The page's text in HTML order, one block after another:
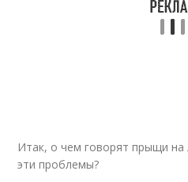
Итак, о чем говорят прыщи
эти проблемы?